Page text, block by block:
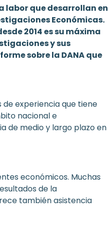
labor que desarrollan en
Económicas.
2014 es su máxima
y sus
sobre la DANA que
experiencia que tiene
nacional e
de medio y largo plazo en
económicos. Muchas
de la
también asistencia